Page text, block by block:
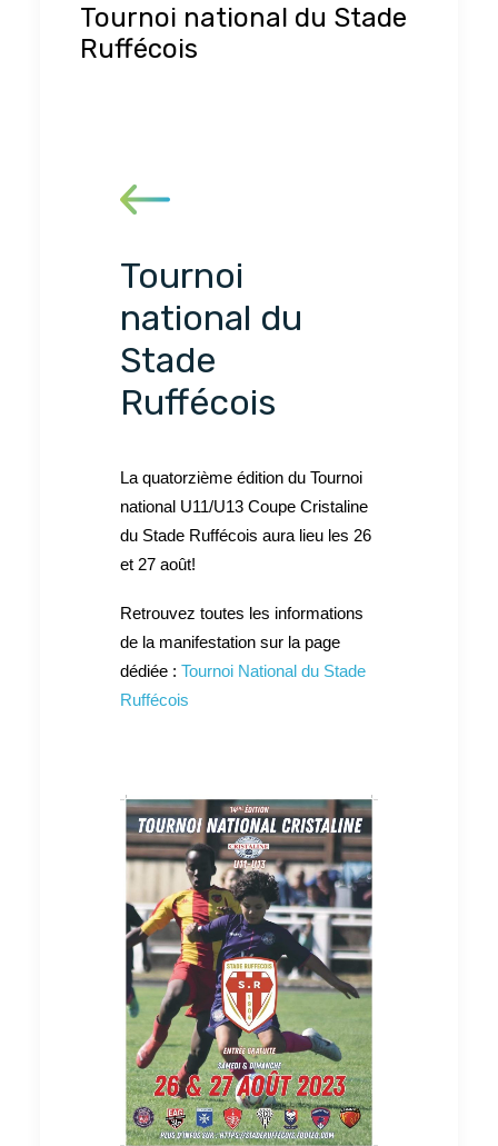
Tournoi national du Stade
Ruffécois
Tournoi
national du
Stade
Ruffécois
La quatorzième édition du Tournoi
national U11/U13 Coupe Cristaline
du Stade Ruffécois aura lieu les 26
et 27 août!
Retrouvez toutes les informations
de la manifestation sur la page
dédiée : Tournoi National du Stade
Ruffécois